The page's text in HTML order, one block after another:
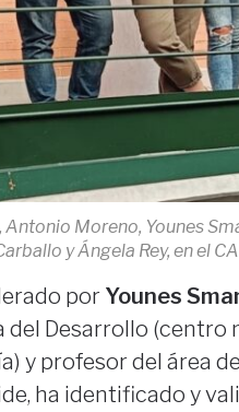
Moreno, Younes
y Ángela Rey, en el
por Younes
Desarrollo (centro
y profesor del área
ha identificado y